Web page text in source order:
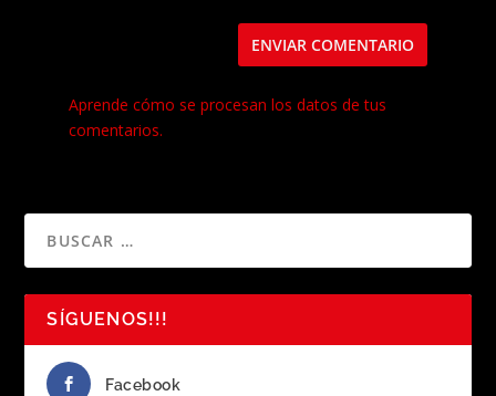
Aprende cómo se procesan los datos de tus
comentarios.
SÍGUENOS!!!
Facebook